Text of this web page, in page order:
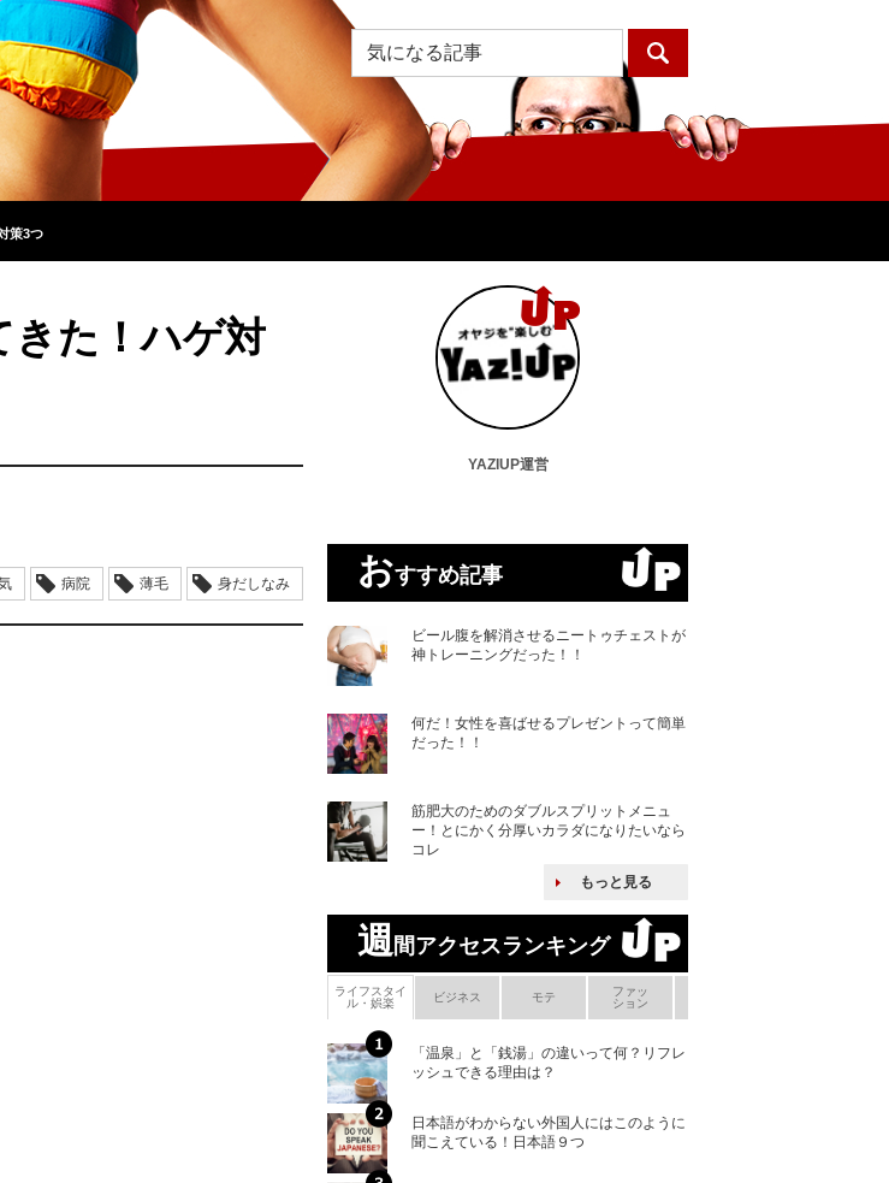
策3つ
きた！ハゲ対
病院 薄毛 身だしなみ
YAZIUP運営
おすすめ記事
ビール腹を解消させるニートゥチェストが
神トレーニングだった！！
何だ！女性を喜ばせるプレゼントって簡単
だった！！
筋肥大のためのダブルスプリットメニュ
ー！とにかく分厚いカラダになりたいなら
コレ
もっと見る
週間アクセスランキング
ライフスタイ
ル・娯楽
ビジネス モテ
ファッ
ション
「温泉」と「銭湯」の違いって何？リフレ
ッシュできる理由は？
日本語がわからない外国人にはこのように
聞こえている！日本語９つ